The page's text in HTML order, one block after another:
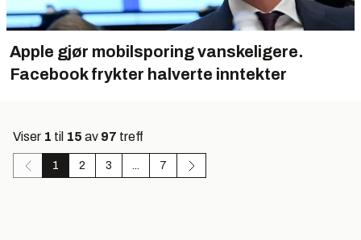
Apple gjør mobilsporing vanskeligere.
Facebook frykter halverte inntekter
Viser 1 til 15 av 97 treff
1 2 3 ... 7